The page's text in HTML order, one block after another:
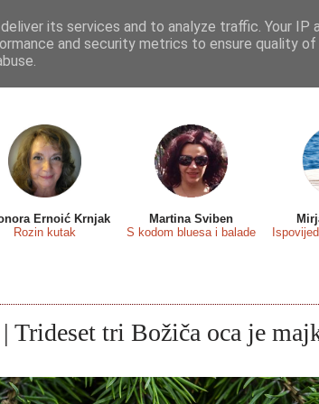
sa... Predstavljamo Osvrti
Ernoić Krnjak
Rozin kutak
Martina Sviben
S kodom bluesa i balade
tri Božiča oca je
its services and to analyze traffic. Your IP
and security metrics to ensure quality